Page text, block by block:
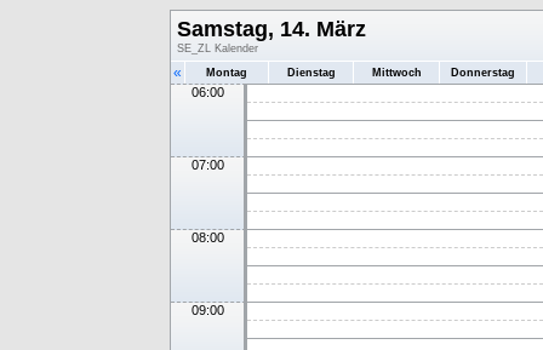
Samstag, 14. März
SE_ZL Kalender
« Montag Dienstag Mittwoch Donnerstag
06:00
07:00
08:00
09:00